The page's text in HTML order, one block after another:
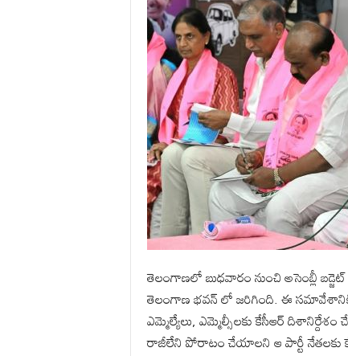
తెలంగాణలో బుధవారం నుంచి అసెంబ్లీ
తెలంగాణ భవన్ లో జరిగింది. ఈ సమావేశానికి
ఎమ్మెల్యేలు, ఎమ్మెల్సీలకు కేసీఆర్
రాజీలేని పోరాటం చేయాలని ఆ పార్టీ నేతలకు